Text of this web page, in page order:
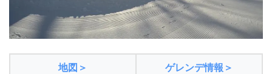
地図＞ ゲレンデ情報＞